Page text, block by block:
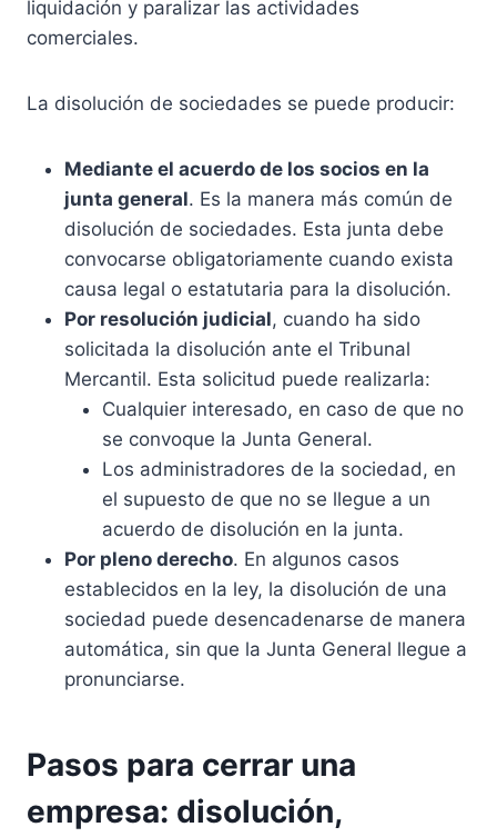
liquidación y paralizar las actividades
comerciales.
La disolución de sociedades se puede producir:
Mediante el acuerdo de los socios en la
junta general. Es la manera más común de
disolución de sociedades. Esta junta debe
convocarse obligatoriamente cuando exista
causa legal o estatutaria para la disolución.
Por resolución judicial, cuando ha sido
solicitada la disolución ante el Tribunal
Mercantil. Esta solicitud puede realizarla:
Cualquier interesado, en caso de que no
se convoque la Junta General.
Los administradores de la sociedad, en
el supuesto de que no se llegue a un
acuerdo de disolución en la junta.
Por pleno derecho. En algunos casos
establecidos en la ley, la disolución de una
sociedad puede desencadenarse de manera
automática, sin que la Junta General llegue a
pronunciarse.
Pasos para cerrar una
empresa: disolución,